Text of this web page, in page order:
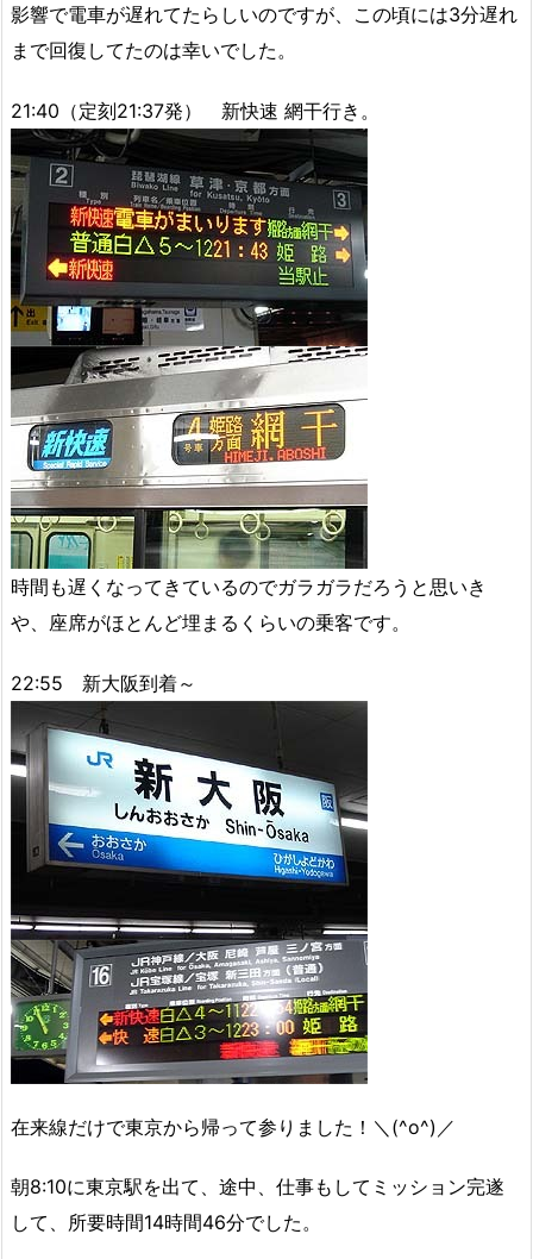
影響で電車が遅れてたらしいのですが、この頃には3分遅れ
まで回復してたのは幸いでした。
21:40（定刻21:37発） 新快速 網干行き。
時間も遅くなってきているのでガラガラだろうと思いき
や、座席がほとんど埋まるくらいの乗客です。
22:55 新大阪到着～
在来線だけで東京から帰って参りました！＼(^o^)／
朝8:10に東京駅を出て、途中、仕事もしてミッション完遂
して、所要時間14時間46分でした。